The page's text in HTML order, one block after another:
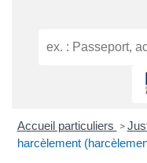
Accueil particuliers >
harcèlement